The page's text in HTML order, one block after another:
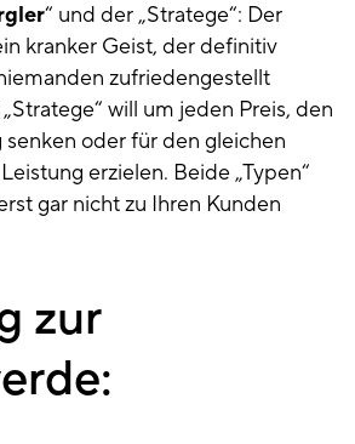
“ und der „Stratege“: Der
kranker Geist, der definitiv
zufriedengestellt
will um jeden Preis, den
senken oder für den gleichen
erzielen. Beide „Typen“
gar nicht zu Ihren Kunden
zur